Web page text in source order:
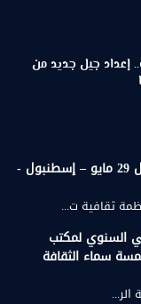
إعداد جيل جديد من
زيارة علمية إلى جامعة مرمرة وجامعة إسطنبول 29 مايو – إسطنبول -
ثقافية ت...
السنوي لمكتب
سماء الثقافة
الر...